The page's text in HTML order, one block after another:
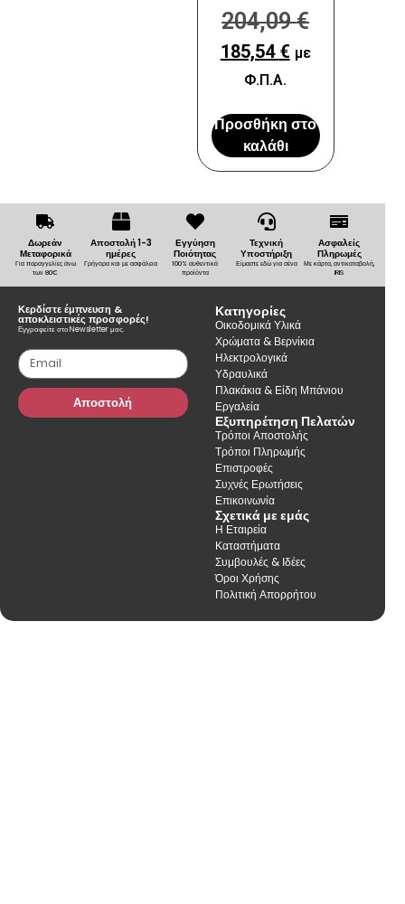
204,09€
185,54 € με
Φ.Π.Α.
Προσθήκη στο
καλάθι
Δωρεάν
Μεταφορικά
Για παραγγελίες άνω
των 80€
Αποστολή 1-3
ημέρες
Γρήγορα και με ασφάλεια
Εγγύηση
Ποιότητας
100% αυθεντικά
προϊόντα
Τεχνική
Υποστήριξη
Είμαστε εδώ για σένα
Ασφαλείς
Πληρωμές
Με κάρτα, αντικαταβολή,
IRIS
Κερδίστε έμπνευση &
αποκλειστικές προσφορές!
Εγγραφείτε στο Newsletter μας.
Αποστολή
Κατηγορίες
Οικοδομικά Υλικά
Χρώματα & Βερνίκια
Ηλεκτρολογικά
Υδραυλικά
Πλακάκια & Είδη Μπάνιου
Εργαλεία
Εξυπηρέτηση Πελατών
Τρόποι Αποστολής
Τρόποι Πληρωμής
Επιστροφές
Συχνές Ερωτήσεις
Επικοινωνία
Σχετικά με εμάς
Η Εταιρεία
Καταστήματα
Συμβουλές & Ιδέες
Όροι Χρήσης
Πολιτική Απορρήτου